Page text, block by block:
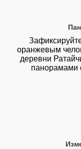
оранжевым
деревни
панорамами